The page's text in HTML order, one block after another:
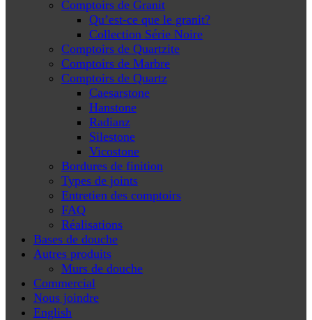
Comptoirs de Granit
Qu’est-ce que le granit?
Collection Série Noire
Comptoirs de Quartzite
Comptoirs de Marbre
Comptoirs de Quartz
Caesarstone
Hanstone
Radianz
Silestone
Vicostone
Bordures de finition
Types de joints
Entretien des comptoirs
FAQ
Réalisations
Bases de douche
Autres produits
Murs de douche
Commercial
Nous joindre
English